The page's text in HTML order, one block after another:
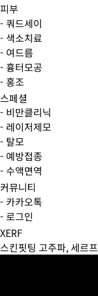
피부
- 쿼드세이
- 색소치료
- 여드름
- 흉터모공
- 홍조
스페셜
- 비만클리닉
- 레이저제모
- 탈모
- 예방접종
- 수액면역
커뮤니티
- 카카오톡
- 로그인
XERF
스킨핏팅 고주파, 세르프